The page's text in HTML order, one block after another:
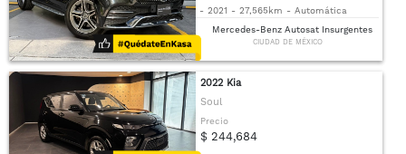
- 2021 - 27,565km - Automática
Mercedes-Benz Autosat Insurgentes
CIUDAD DE MÉXICO
2022 Kia
Soul
Precio
$ 244,684